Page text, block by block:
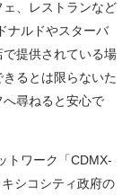
、レストランなど
ナルドやスターバ
提供されている場
るとは限らないた
尋ねると安心で
トワーク「CDMX-
シコシティ政府の